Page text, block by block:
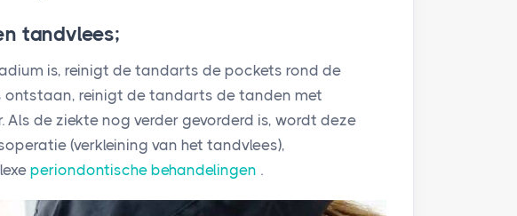
tandvlees;
is, reinigt de tandarts de pockets rond de
reinigt de tandarts de tanden met
de ziekte nog verder gevorderd is, wordt deze
(verkleining van het tandvlees),
periondontische behandelingen .